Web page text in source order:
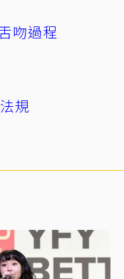
吻過程
規